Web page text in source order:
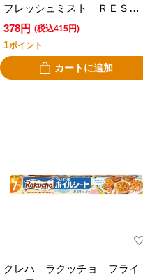
フレッシュミスト ＲＥＳＥ
ＴＴＯ（リセット）つめかえ
用ウッディカーム
378円 (税込415円)
1ポイント
カートに追加
クレハ ラクッチョ フライ